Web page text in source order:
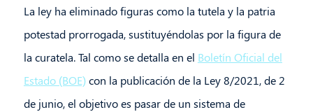
La ley ha eliminado figuras como la tutela y la patria
potestad prorrogada, sustituyéndolas por la figura de
la curatela. Tal como se detalla en el Boletín Oficial del
Estado (BOE)con la publicación de la Ley 8/2021, de 2
de junio, el objetivo es pasar de un sistema de